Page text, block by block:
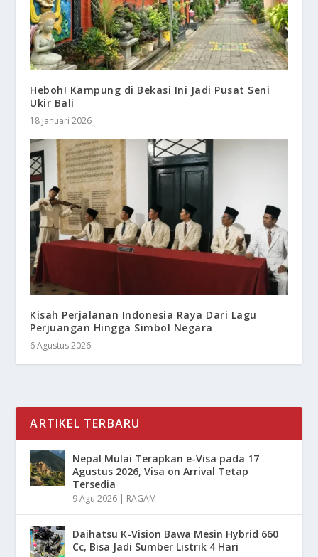
Heboh! Kampung di Bekasi Ini Jadi Pusat Seni
Ukir Bali
18 Januari 2026
Kisah Perjalanan Indonesia Raya Dari Lagu
Perjuangan Hingga Simbol Negara
6 Agustus 2026
ARTIKEL TERBARU
Nepal Mulai Terapkan e-Visa pada 17
Agustus 2026, Visa on Arrival Tetap
Tersedia
9 Agu 2026 | RAGAM
Daihatsu K-Vision Bawa Mesin Hybrid 660
Cc, Bisa Jadi Sumber Listrik 4 Hari